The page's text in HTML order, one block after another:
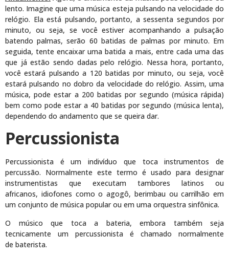
lento. Imagine que uma música esteja pulsando na velocidade do
relógio. Ela está pulsando, portanto, a sessenta segundos por
minuto, ou seja, se você estiver acompanhando a pulsação
batendo palmas, serão 60 batidas de palmas por minuto. Em
seguida, tente encaixar uma batida a mais, entre cada uma das
que já estão sendo dadas pelo relógio. Nessa hora, portanto,
você estará pulsando a 120 batidas por minuto, ou seja, você
estará pulsando no dobro da velocidade do relógio. Assim, uma
música, pode estar a 200 batidas por segundo (música rápida)
bem como pode estar a 40 batidas por segundo (música lenta),
dependendo do andamento que se queira dar.
Percussionista
Percussionista é um indivíduo que toca instrumentos de
percussão. Normalmente este termo é usado para designar
instrumentistas que executam tambores latinos ou
africanos, idiofones como o agogô, berimbau ou carrilhão em
um conjunto de música popular ou em uma orquestra sinfônica.
O músico que toca a bateria, embora também seja
tecnicamente um percussionista é chamado normalmente
de baterista.